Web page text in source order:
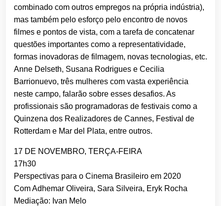
combinado com outros empregos na própria indústria),
mas também pelo esforço pelo encontro de novos
filmes e pontos de vista, com a tarefa de concatenar
questões importantes como a representatividade,
formas inovadoras de filmagem, novas tecnologias, etc.
Anne Delseth, Susana Rodrigues e Cecilia
Barrionuevo, três mulheres com vasta experiência
neste campo, falarão sobre esses desafios. As
profissionais são programadoras de festivais como a
Quinzena dos Realizadores de Cannes, Festival de
Rotterdam e Mar del Plata, entre outros.
17 DE NOVEMBRO, TERÇA-FEIRA
17h30
Perspectivas para o Cinema Brasileiro em 2020
Com Adhemar Oliveira, Sara Silveira, Eryk Rocha
Mediação: Ivan Melo